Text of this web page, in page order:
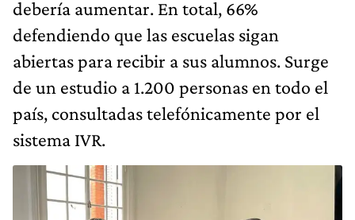
debería aumentar. En total, 66%
defendiendo que las escuelas sigan
abiertas para recibir a sus alumnos. Surge
de un estudio a 1.200 personas en todo el
país, consultadas telefónicamente por el
sistema IVR.